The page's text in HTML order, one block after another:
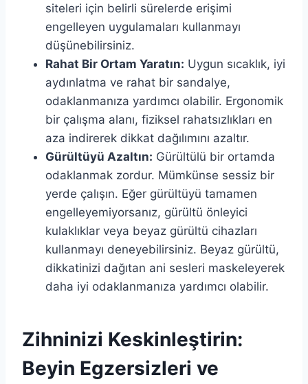
siteleri için belirli sürelerde erişimi
engelleyen uygulamaları kullanmayı
düşünebilirsiniz.
Rahat Bir Ortam Yaratın: Uygun sıcaklık, iyi
aydınlatma ve rahat bir sandalye,
odaklanmanıza yardımcı olabilir. Ergonomik
bir çalışma alanı, fiziksel rahatsızlıkları en
aza indirerek dikkat dağılımını azaltır.
Gürültüyü Azaltın: Gürültülü bir ortamda
odaklanmak zordur. Mümkünse sessiz bir
yerde çalışın. Eğer gürültüyü tamamen
engelleyemiyorsanız, gürültü önleyici
kulaklıklar veya beyaz gürültü cihazları
kullanmayı deneyebilirsiniz. Beyaz gürültü,
dikkatinizi dağıtan ani sesleri maskeleyerek
daha iyi odaklanmanıza yardımcı olabilir.
Zihninizi Keskinleştirin:
Beyin Egzersizleri ve